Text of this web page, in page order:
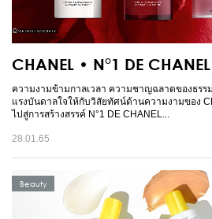
CHANEL • N°1 DE CHANEL
ความงามข้ามกาลเวลา ความชาญฉลาดของธรร
แรงบันดาลใจให้กับวิสัยทัศน์ด้านความงามของ
ไปสู่การสร้างสรรค์ N°1 DE CHANEL...
28.01.65
Beauty